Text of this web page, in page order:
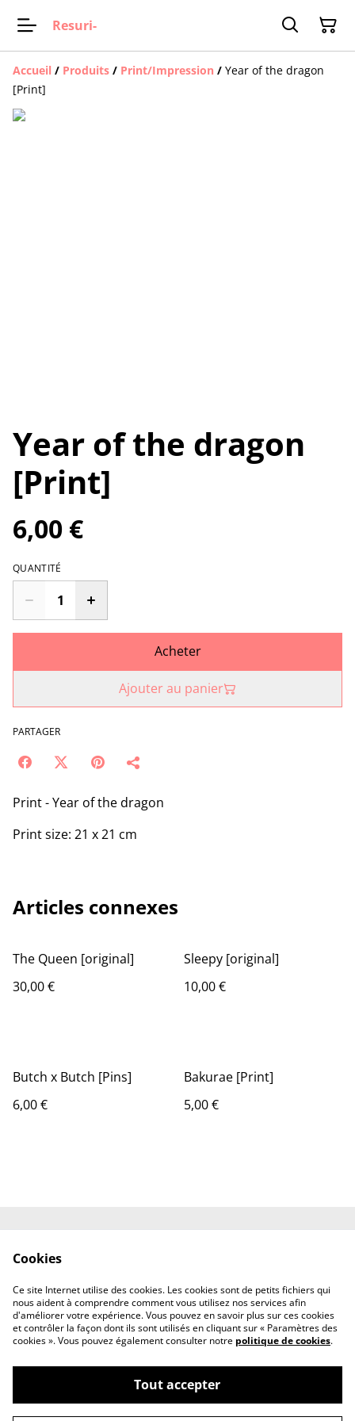
Resuri-
Accueil / Produits / Print/Impression / Year of the dragon
[Print]
Year of the dragon
[Print]
6,00 €
QUANTITÉ
Acheter
Ajouter au panier
PARTAGER
Print - Year of the dragon
Print size: 21 x 21 cm
Articles connexes
The Queen [original]
30,00 €
Sleepy [original]
10,00 €
Butch x Butch [Pins]
6,00 €
Bakurae [Print]
5,00 €
Conditions
Cookies
©2026Resuri-
Cookies
Ce site Internet utilise des cookies. Les cookies sont de petits fichiers qui
nous aident à comprendre comment vous utilisez nos services afin
d'améliorer votre expérience. Vous pouvez en savoir plus sur ces cookies
et contrôler la façon dont ils sont utilisés en cliquant sur « Paramètres des
cookies ». Vous pouvez également consulter notre politique de cookies.
Tout accepter